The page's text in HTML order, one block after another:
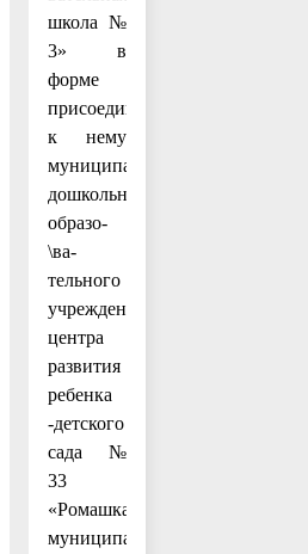
школа №
3» в
форме
присоединения
к нему
муниципального
дошкольного
образо-
\ва-
тельного
учреждения
центра
развития
ребенка
-детского
сада №
33
«Ромашка»,
муниципального